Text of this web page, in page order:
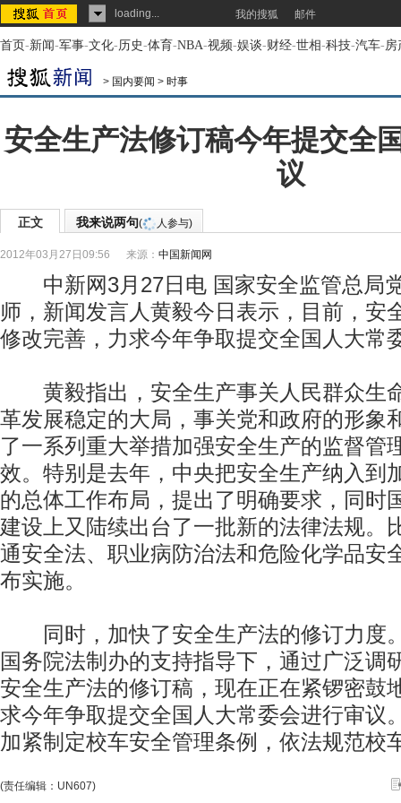
loading... 我的搜狐 邮件
首页-新闻-军事-文化-历史-体育-NBA-视频-娱谈-财经-世相-科技-汽车-房
> 国内要闻 > 时事
安全生产法修订稿今年提交全
议
正文 我来说两句( 人参与)
2012年03月27日09:56 来源： 中国新闻网
中新网3月27日电 国家安全监管总局
师，新闻发言人黄毅今日表示，目前，安
修改完善，力求今年争取提交全国人大常
黄毅指出，安全生产事关人民群众生
革发展稳定的大局，事关党和政府的形象
了一系列重大举措加强安全生产的监督管
效。特别是去年，中央把安全生产纳入到
的总体工作布局，提出了明确要求，同时
建设上又陆续出台了一批新的法律法规。
通安全法、职业病防治法和危险化学品安
布实施。
同时，加快了安全生产法的修订力度
国务院法制办的支持指导下，通过广泛调
安全生产法的修订稿，现在正在紧锣密鼓
求今年争取提交全国人大常委会进行审议
加紧制定校车安全管理条例，依法规范校
(责任编辑：UN607)